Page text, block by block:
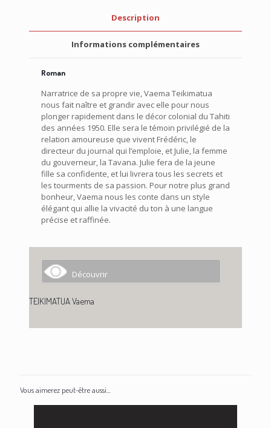
Description
Informations complémentaires
Roman
Narratrice de sa propre vie, Vaema Teikimatua
nous fait naître et grandir avec elle pour nous
plonger rapidement dans le décor colonial du Tahiti
des années 1950. Elle sera le témoin privilégié de la
relation amoureuse que vivent Frédéric, le
directeur du journal qui l’emploie, et Julie, la femme
du gouverneur, la Tavana. Julie fera de la jeune
fille sa confidente, et lui livrera tous les secrets et
les tourments de sa passion. Pour notre plus grand
bonheur, Vaema nous les conte dans un style
élégant qui allie la vivacité du ton à une langue
précise et raffinée.
Découvrir
TEIKIMATUA Vaema
Vous aimerez peut-être aussi…